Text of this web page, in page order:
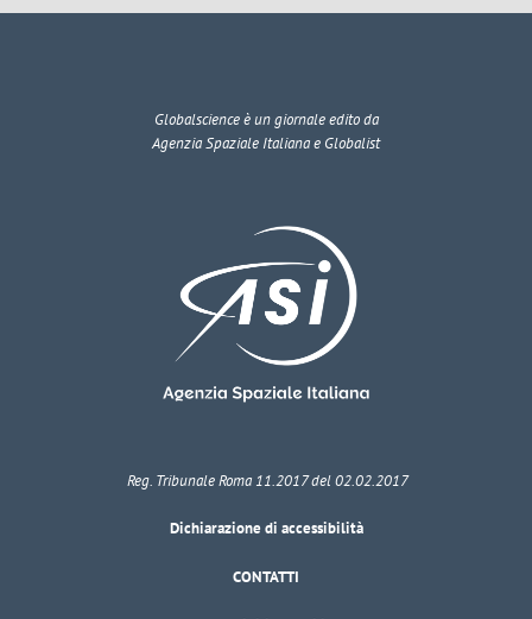
Globalscienceè un giornale edito da
Agenzia Spaziale Italiana e Globalist
Reg. Tribunale Roma 11.2017 del 02.02.2017
Dichiarazione di accessibilità
CONTATTI